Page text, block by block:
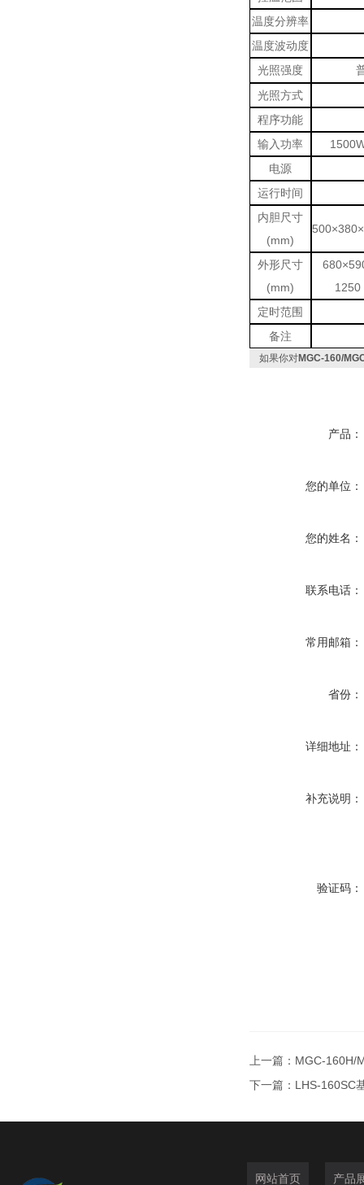
温度分辨率
温度波动度
光照强度
光照方式
程序功能
输入功率
电源
运行时间
内胆尺寸
(mm)
外形尺寸
(mm)
1250
定时范围
备注
如果你对MGC-160/
产品：
您的单位：
您的姓名：
联系电话：
常用邮箱：
省份：
详细地址：
补充说明：
验证码：
上一篇： MGC-160H/
下一篇： LHS-160SC
网站首页 产品